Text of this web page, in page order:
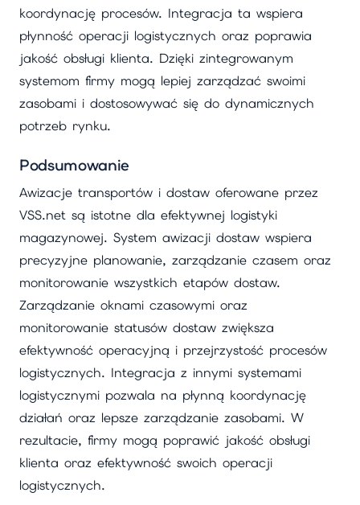
koordynację procesów. Integracja ta wspiera
płynność operacji logistycznych oraz poprawia
jakość obsługi klienta. Dzięki zintegrowanym
systemom firmy mogą lepiej zarządzać swoimi
zasobami i dostosowywać się do dynamicznych
potrzeb rynku.
Podsumowanie
Awizacje transportów i dostaw oferowane przez
VSS.net są istotne dla efektywnej logistyki
magazynowej. System awizacji dostaw wspiera
precyzyjne planowanie, zarządzanie czasem oraz
monitorowanie wszystkich etapów dostaw.
Zarządzanie oknami czasowymi oraz
monitorowanie statusów dostaw zwiększa
efektywność operacyjną i przejrzystość procesów
logistycznych. Integracja z innymi systemami
logistycznymi pozwala na płynną koordynację
działań oraz lepsze zarządzanie zasobami. W
rezultacie, firmy mogą poprawić jakość obsługi
klienta oraz efektywność swoich operacji
logistycznych.